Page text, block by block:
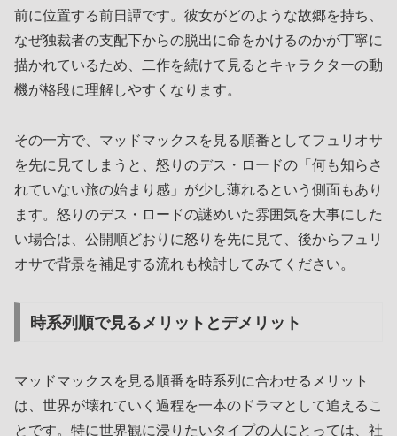
前に位置する前日譚です。彼女がどのような故郷を持ち、
なぜ独裁者の支配下からの脱出に命をかけるのかが丁寧に
描かれているため、二作を続けて見るとキャラクターの動
機が格段に理解しやすくなります。
その一方で、マッドマックスを見る順番としてフュリオサ
を先に見てしまうと、怒りのデス・ロードの「何も知らさ
れていない旅の始まり感」が少し薄れるという側面もあり
ます。怒りのデス・ロードの謎めいた雰囲気を大事にした
い場合は、公開順どおりに怒りを先に見て、後からフュリ
オサで背景を補足する流れも検討してみてください。
時系列順で見るメリットとデメリット
マッドマックスを見る順番を時系列に合わせるメリット
は、世界が壊れていく過程を一本のドラマとして追えるこ
とです。特に世界観に浸りたいタイプの人にとっては、社